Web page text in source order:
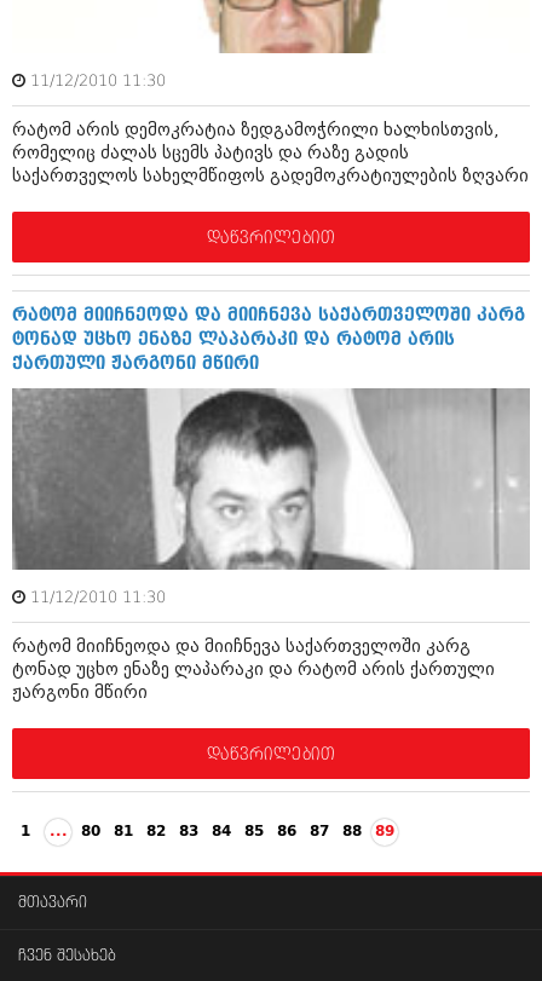
ამბები
საზოგადოება
მოდი, ვილაპარაკოთ
რელიგია
მედიცინა
სპორტი
ავტორჩევები
ბიზნესსიახლეები
გვარები
თემიდას სასწორი
იუმორი
ჰოროსკოპი და შეუცნობელი
რომანი და დეტექტივი
სახალისო ამბები
მოდი, ვილაპარაკოთ
მოდა + დიზაინი
რელიგია
მედიცინა
კადრს მიღმა
კულინარია
ავტორჩევები
ბიზნესსიახლეები
თემიდას სასწორი
იუმორი
კალეიდოსკოპი
ჰოროსკოპი და შეუცნობელი
რომანი და დეტექტივი
სახალისო ამბები
შოუბიზნესი
11/12/2010 11:30
რატომ არის დემოკრატია ზედგამოჭრილი ხალხისთვის,
რომელიც ძალას სცემს პატივს და რაზე გადის
საქართველოს სახელმწიფოს გადემოკრატიულების ზღვარი
დაწვრილებით
რატომ მიიჩნეოდა და მიიჩნევა საქართველოში კარგ
ტონად უცხო ენაზე ლაპარაკი და რატომ არის
ქართული ჟარგონი მწირი
11/12/2010 11:30
რატომ მიიჩნეოდა და მიიჩნევა საქართველოში კარგ
ტონად უცხო ენაზე ლაპარაკი და რატომ არის ქართული
ჟარგონი მწირი
დაწვრილებით
1 ... 80 81 82 83 84 85 86 87 88 89
მთავარი
ჩვენ შესახებ